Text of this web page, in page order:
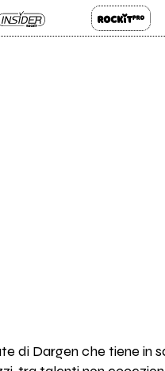
di Dargen che tiene in